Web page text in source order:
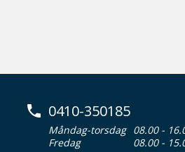
0410-350185
Måndag-torsdag 08.00 -
Fredag
08.00 -